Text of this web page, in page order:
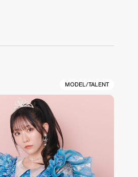
MODEL/TALENT